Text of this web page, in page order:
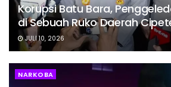
Korupsi Batu Bara,
di Sebuah Ruko Daerah
JULI 10, 2026
NARKOBA